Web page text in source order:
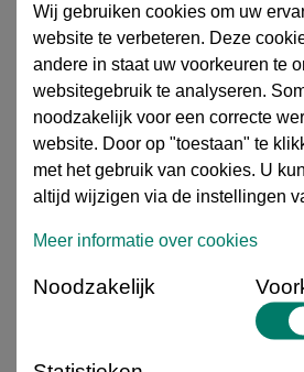
Stalen draadfittingen
draadfittingen (verzinkt)bieden
duurzame verbinding in
Dankzij degegalvaniseerde
corrosiebestendig, ideaal voor
industriële en agrarische
fittingen zijn geproduceerd volgens
nauwkeurige passing en veilige
lucht-, olie- en technische installaties.
industrie, landbouw,
Stalen draadfittingen
Wij gebruiken cookies om uw
website te verbeteren. Deze
andere in staat uw voorkeuren te
websitegebruik te analyseren.
noodzakelijk voor een correcte
website. Door op "toestaan" te
met het gebruik van cookies. U
altijd wijzigen via de instellingen
Meer informatie over cookies
Noodzakelijk